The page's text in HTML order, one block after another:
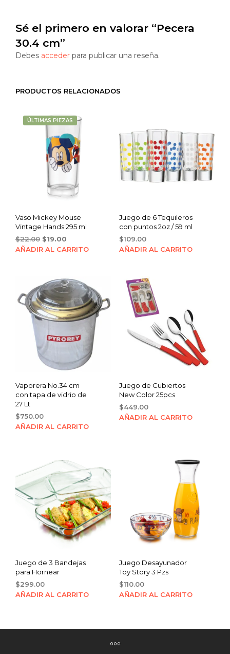
Sé el primero en valorar “Pecera
30.4 cm”
Debes acceder para publicar una reseña.
PRODUCTOS RELACIONADOS
ÚLTIMAS PIEZAS
Vaso Mickey Mouse
Vintage Hands 295 ml
$22.00 Original
price
$19.00
price
AÑADIR AL CARRITO
Juego de 6 Tequileros
con puntos 2oz / 59 ml
$109.00
AÑADIR AL CARRITO
Vaporera No.34 cm
con tapa de vidrio de
27 Lt
$750.00
AÑADIR AL CARRITO
Juego de Cubiertos
New Color 25pcs
$449.00
AÑADIR AL CARRITO
Juego de 3 Bandejas
para Hornear
$299.00
AÑADIR AL CARRITO
Juego Desayunador
Toy Story 3 Pzs
$110.00
AÑADIR AL CARRITO